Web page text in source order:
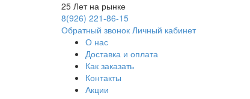
25 Лет на рынке
8(926) 221-86-15
Обратный звонок Личный кабинет
О нас
Доставка и оплата
Как заказать
Контакты
Акции